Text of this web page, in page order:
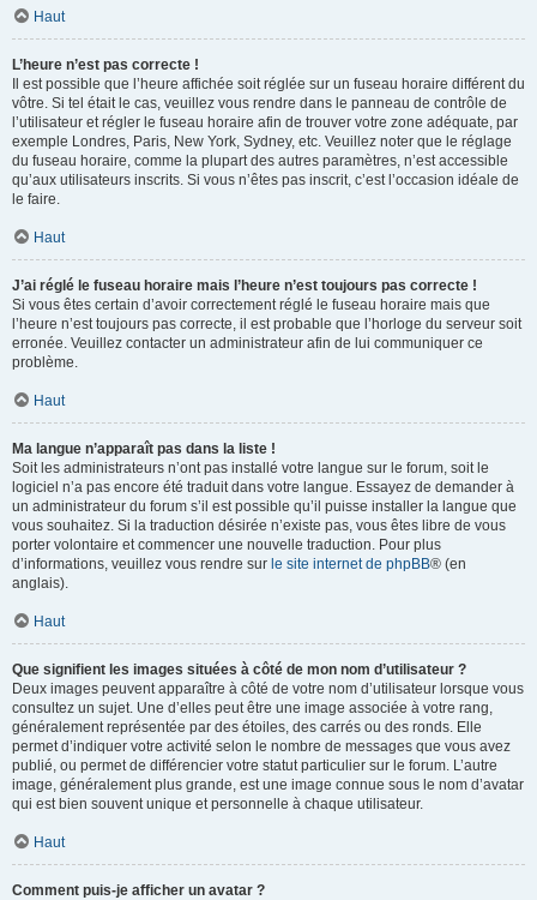
Haut
L’heure n’est pas correcte !
Il est possible que l’heure affichée soit réglée sur un fuseau horaire différent du
vôtre. Si tel était le cas, veuillez vous rendre dans le panneau de contrôle de
l’utilisateur et régler le fuseau horaire afin de trouver votre zone adéquate, par
exemple Londres, Paris, New York, Sydney, etc. Veuillez noter que le réglage
du fuseau horaire, comme la plupart des autres paramètres, n’est accessible
qu’aux utilisateurs inscrits. Si vous n’êtes pas inscrit, c’est l’occasion idéale de
le faire.
Haut
J’ai réglé le fuseau horaire mais l’heure n’est toujours pas correcte !
Si vous êtes certain d’avoir correctement réglé le fuseau horaire mais que
l’heure n’est toujours pas correcte, il est probable que l’horloge du serveur soit
erronée. Veuillez contacter un administrateur afin de lui communiquer ce
problème.
Haut
Ma langue n’apparaît pas dans la liste !
Soit les administrateurs n’ont pas installé votre langue sur le forum, soit le
logiciel n’a pas encore été traduit dans votre langue. Essayez de demander à
un administrateur du forum s’il est possible qu’il puisse installer la langue que
vous souhaitez. Si la traduction désirée n’existe pas, vous êtes libre de vous
porter volontaire et commencer une nouvelle traduction. Pour plus
d’informations, veuillez vous rendre sur le site internet de phpBB® (en
anglais).
Haut
Que signifient les images situées à côté de mon nom d’utilisateur ?
Deux images peuvent apparaître à côté de votre nom d’utilisateur lorsque vous
consultez un sujet. Une d’elles peut être une image associée à votre rang,
généralement représentée par des étoiles, des carrés ou des ronds. Elle
permet d’indiquer votre activité selon le nombre de messages que vous avez
publié, ou permet de différencier votre statut particulier sur le forum. L’autre
image, généralement plus grande, est une image connue sous le nom d’avatar
qui est bien souvent unique et personnelle à chaque utilisateur.
Haut
Comment puis-je afficher un avatar ?